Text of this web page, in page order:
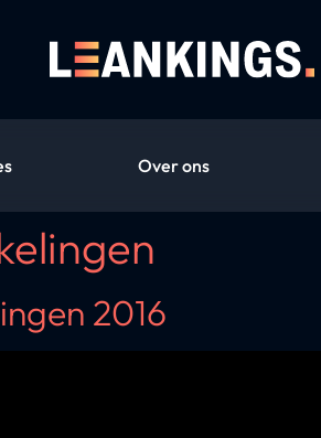
Over ons
2016